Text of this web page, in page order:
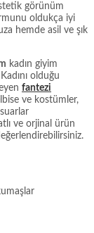
görünüm
oldukça iyi
hemde asil ve şık
kadın giyim
olduğu
fantezi
ve kostümler,
ve orjinal ürün